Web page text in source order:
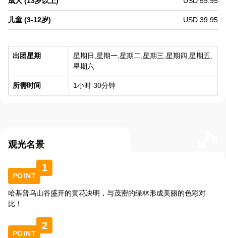
儿童 (3-12岁) USD 39.95
出团星期
星期日,星期一,星期二,星期三,星期四,星期五,
星期六
所需时间 1小时 30分钟
观光名景
POINT
1
哈基普乌山谷盛开的黄花决明，与茂密的绿林形成美丽的色彩对
比！
POINT
2